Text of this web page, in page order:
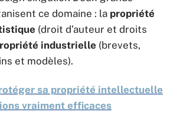
ce domaine : la propriété
(droit d’auteur et droits
industrielle (brevets,
et modèles).
sa propriété intellectuelle
vraiment efficaces